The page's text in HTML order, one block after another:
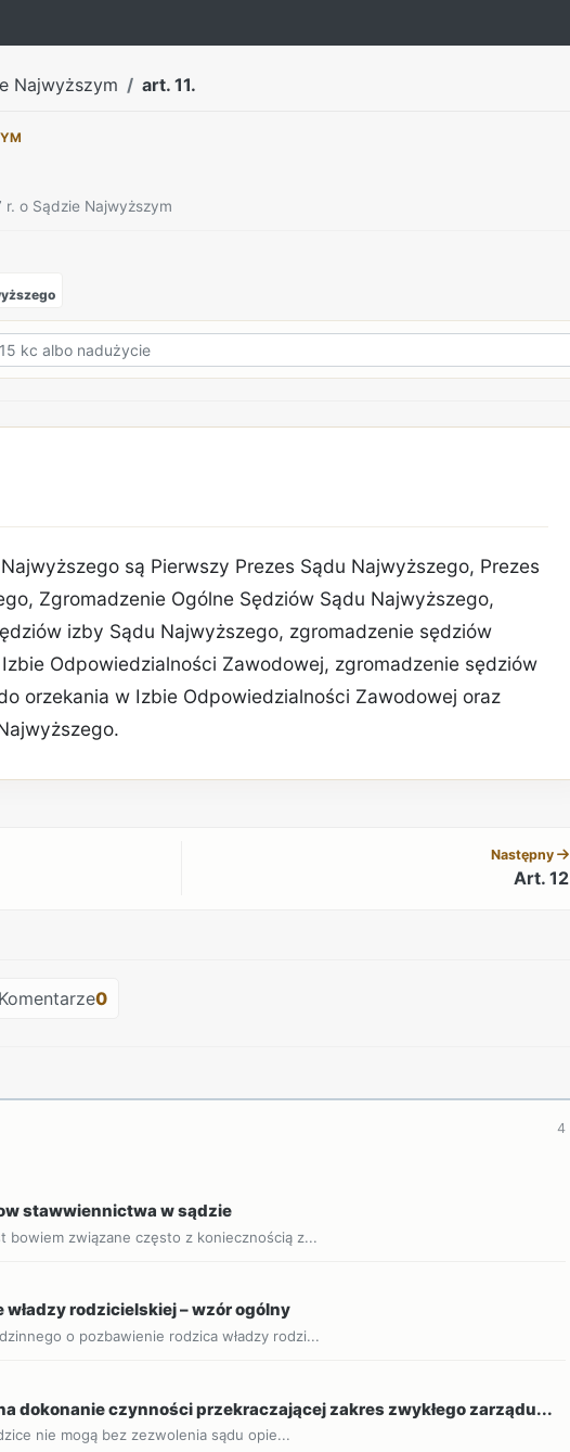
Najwyższym art. 11.
o Sądzie Najwyższym
są Pierwszy Prezes Sądu Najwyższego, Prezes
Zgromadzenie Ogólne Sędziów Sądu Najwyższego,
izby Sądu Najwyższego, zgromadzenie sędziów
Odpowiedzialności Zawodowej, zgromadzenie sędziów
orzekania w Izbie Odpowiedzialności Zawodowej oraz
Następny
Art. 12
Komentarze0
4
stawwiennictwa w sądzie
bowiem związane często z koniecznością z...
rodzicielskiej – wzór ogólny
o pozbawienie rodzica władzy rodzi...
dokonanie czynności przekraczającej zakres zwykłego zarządu...
nie mogą bez zezwolenia sądu opie...